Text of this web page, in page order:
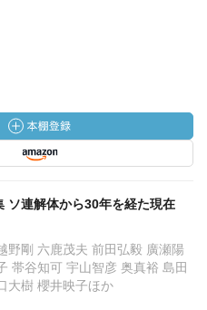
ソ連解体から30年を経た現在
野剛 六鹿茂夫 前田弘毅 廣瀬陽
帯谷知可 宇山智彦 奥真裕 島田
大樹 櫻井映子ほか